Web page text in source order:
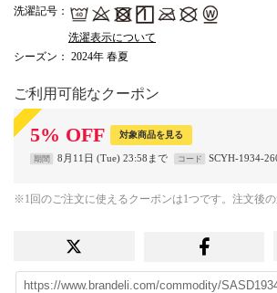
洗濯記号 ：
洗濯表示について
シーズン ： 2024年 春夏
ご利用可能なクーポン
5% OFF 対象商品を見る
期間 8月11日 (Tue) 23:58まで コード SCYH-1934-
※1回のご注文に使えるクーポンは1つです。注文後の